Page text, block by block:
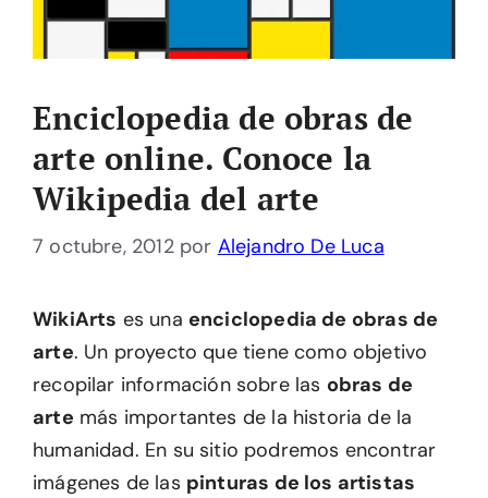
Enciclopedia de obras de
arte online. Conoce la
Wikipedia del arte
7 octubre, 2012 por Alejandro De Luca
WikiArts es una enciclopedia de obras de
arte. Un proyecto que tiene como objetivo
recopilar información sobre las obras de
arte más importantes de la historia de la
humanidad. En su sitio podremos encontrar
imágenes de las pinturas de los artistas